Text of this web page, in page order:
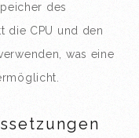
des
die CPU und den
was eine